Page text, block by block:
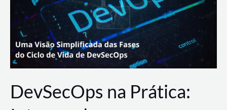
DevSecOps na Prática: